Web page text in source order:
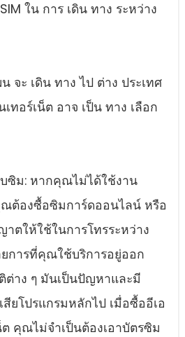
ใน การ เดิน ทาง ระหว่าง
จะ เดิน ทาง ไป ต่าง ประเทศ
ทอร์เน็ต อาจ เป็น ทาง เลือก
ซิม: หากคุณไม่ได้ใช้งาน
ณต้องซื้อซิมการ์ดออนไลน์ หรือ
ตให้ใช้ในการโทรระหว่าง
การที่คุณใช้บริการอยู่ออก
าง ๆ มันเป็นปัญหาและมี
ยโปรแกรมหลักไป เมื่อซื้ออีเอ
คุณไม่จําเป็นต้องเอาบัตรซิม